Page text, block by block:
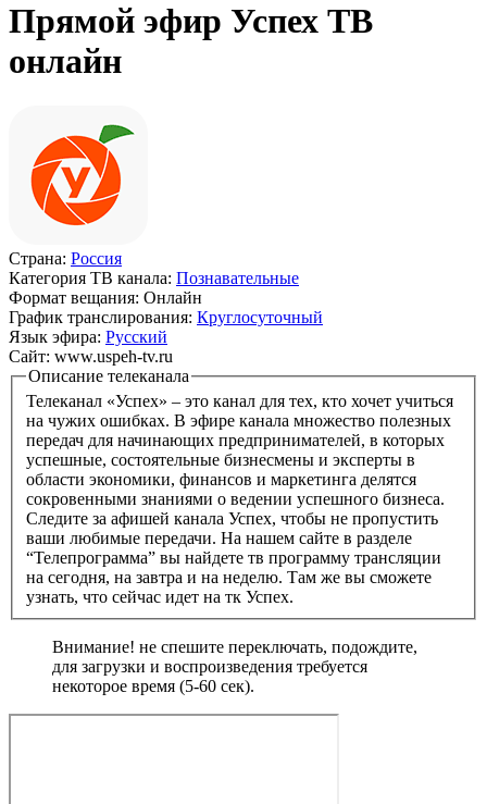
Прямой эфир Успех ТВ
онлайн
Страна: Россия
Категория ТВ канала: Познавательные
Формат вещания: Онлайн
График транслирования: Круглосуточный
Язык эфира: Русский
Сайт: www.uspeh-tv.ru
Описание телеканала
Телеканал «Успех» – это канал для тех, кто хочет учиться
на чужих ошибках. В эфире канала множество полезных
передач для начинающих предпринимателей, в которых
успешные, состоятельные бизнесмены и эксперты в
области экономики, финансов и маркетинга делятся
сокровенными знаниями о ведении успешного бизнеса.
Следите за афишей канала Успех, чтобы не пропустить
ваши любимые передачи. На нашем сайте в разделе
“Телепрограмма” вы найдете тв программу трансляции
на сегодня, на завтра и на неделю. Там же вы сможете
узнать, что сейчас идет на тк Успех.
Внимание! не спешите переключать, подождите,
для загрузки и воспроизведения требуется
некоторое время (5-60 сек).